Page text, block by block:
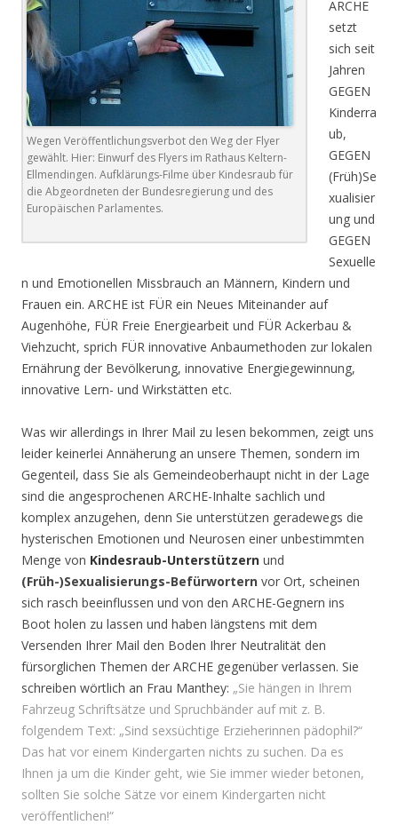
Wegen Veröffentlichungsverbot den Weg der Flyer
gewählt. Hier: Einwurf des Flyers im Rathaus Keltern-
Ellmendingen. Aufklärungs-Filme über Kindesraub für
die Abgeordneten der Bundesregierung und des
Europäischen Parlamentes.
ARCHE
setzt
sich seit
Jahren
GEGEN
Kinderra
ub,
GEGEN
(Früh)Se
xualisier
ung und
GEGEN
Sexuelle
n und Emotionellen Missbrauch an Männern, Kindern und
Frauen ein. ARCHE ist FÜR ein Neues Miteinander auf
Augenhöhe, FÜR Freie Energiearbeit und FÜR Ackerbau &
Viehzucht, sprich FÜR innovative Anbaumethoden zur lokalen
Ernährung der Bevölkerung, innovative Energiegewinnung,
innovative Lern- und Wirkstätten etc.
Was wir allerdings in Ihrer Mail zu lesen bekommen, zeigt uns
leider keinerlei Annäherung an unsere Themen, sondern im
Gegenteil, dass Sie als Gemeindeoberhaupt nicht in der Lage
sind die angesprochenen ARCHE-Inhalte sachlich und
komplex anzugehen, denn Sie unterstützen geradewegs die
hysterischen Emotionen und Neurosen einer unbestimmten
Menge von Kindesraub-Unterstützern und
(Früh-)Sexualisierungs-Befürwortern vor Ort, scheinen
sich rasch beeinflussen und von den ARCHE-Gegnern ins
Boot holen zu lassen und haben längstens mit dem
Versenden Ihrer Mail den Boden Ihrer Neutralität den
fürsorglichen Themen der ARCHE gegenüber verlassen. Sie
schreiben wörtlich an Frau Manthey: „Sie hängen in Ihrem
Fahrzeug Schriftsätze und Spruchbänder auf mit z. B.
folgendem Text: „Sind sexsüchtige Erzieherinnen pädophil?“
Das hat vor einem Kindergarten nichts zu suchen. Da es
Ihnen ja um die Kinder geht, wie Sie immer wieder betonen,
sollten Sie solche Sätze vor einem Kindergarten nicht
veröffentlichen!“